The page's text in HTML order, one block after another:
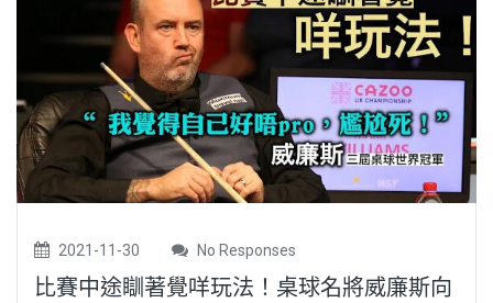
2021-11-30 No Responses
比賽中途瞓著覺咩玩法！桌球名將威廉斯向